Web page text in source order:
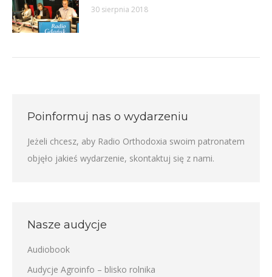
30 sierpnia 2018
Poinformuj nas o wydarzeniu
Jeżeli chcesz, aby Radio Orthodoxia swoim patronatem
objęło jakieś wydarzenie, skontaktuj się z nami.
Nasze audycje
Audiobook
Audycje Agroinfo – blisko rolnika